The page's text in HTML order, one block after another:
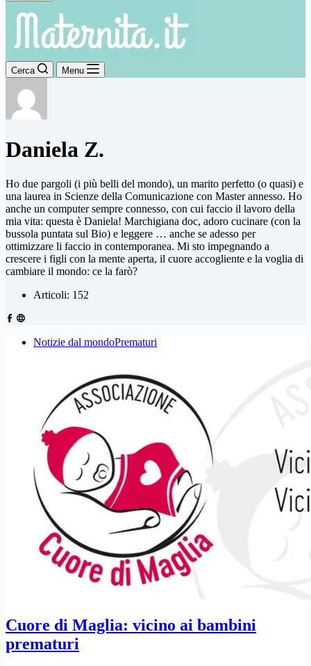
Cerca Menu
Daniela Z.
Ho due pargoli (i più belli del mondo), un marito perfetto (o quasi) e
una laurea in Scienze della Comunicazione con Master annesso. Ho
anche un computer sempre connesso, con cui faccio il lavoro della
mia vita: questa è Daniela! Marchigiana doc, adoro cucinare (con la
bussola puntata sul Bio) e leggere … anche se adesso per
ottimizzare li faccio in contemporanea. Mi sto impegnando a
crescere i figli con la mente aperta, il cuore accogliente e la voglia di
cambiare il mondo: ce la farò?
Articoli: 152
Notizie dal mondoPrematuri
Cuore di Maglia: vicino ai bambini
prematuri